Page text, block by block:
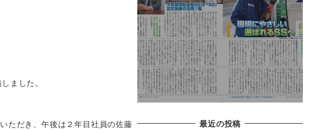
ました。
ただき、午後は２年目社員の佐藤
た！
2024年3月29日
READ MORE
最近の投稿